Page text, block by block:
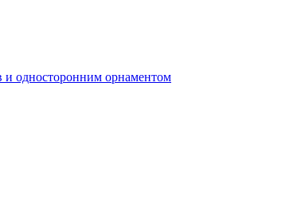
и односторонним орнаментом